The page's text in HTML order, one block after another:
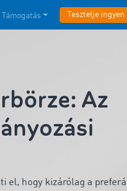
Támogatás Tesztelje ingyen
Az
el, hogy kizárólag a